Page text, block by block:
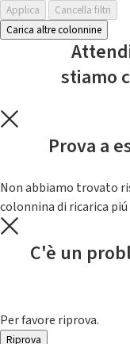
Applica
Cancella filtri
Carica altre colonnine
stiamo
Prova a
Non abbiamo trovato
colonnina di ricarica
C'è un
Per favore riprova.
Riprova